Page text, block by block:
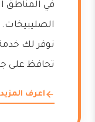
في المناطق
نوفر لك
تحافظ على
اعرف